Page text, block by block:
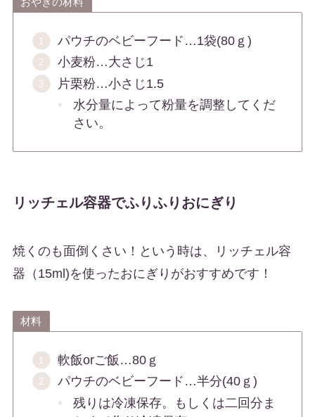
パウチのベビーフード…1袋(80ｇ)
小麦粉…大さじ1
片栗粉…小さじ1.5
水分量によって粉量を調整してくだ
さい。
リッチェル容器でふりふりおにぎり
焼くのも面倒くさい！という時は、リッチェル容
器（15ml)を使ったおにぎりがおすすめです！
材料
軟飯orご飯…80ｇ
パウチのベビーフード…半分(40ｇ)
残りは冷凍保存。もしくは二回分ま